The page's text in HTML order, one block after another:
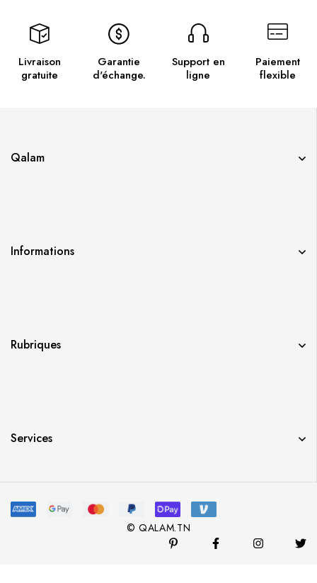
Livraison
gratuite
Garantie
d'échange.
Support en
ligne
Paiement
flexible
Qalam
Informations
Rubriques
Services
© QALAM.TN